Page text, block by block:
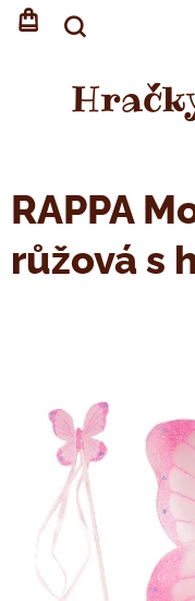
RAPPA
růžová s